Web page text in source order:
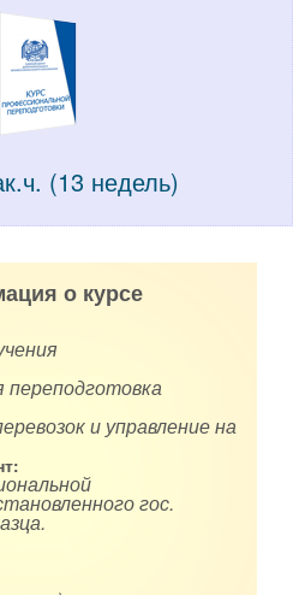
(13 недель)
о курсе
и управление на
гос.